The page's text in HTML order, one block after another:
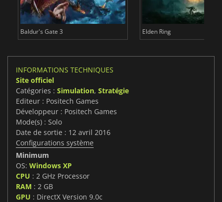
Baldur's Gate 3 Elden Ring
INFORMATIONS TECHNIQUES
Site officiel
Catégories : Simulation, Stratégie
Editeur : Positech Games
Développeur : Positech Games
Mode(s) : Solo
Date de sortie : 12 avril 2016
Configurations système
Minimum
OS: Windows XP
CPU : 2 GHz Processor
RAM : 2 GB
GPU : DirectX Version 9.0c